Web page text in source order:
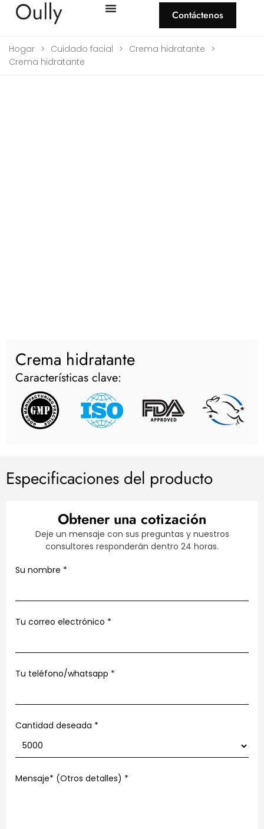
Contáctenos
Hogar > Cuidado facial > Crema hidratante >
Crema hidratante
Crema hidratante
Características clave:
Especificaciones del producto
Obtener una cotización
Deje un mensaje con sus preguntas y nuestros
consultores responderán dentro 24 horas.
Su nombre *
Tu correo electrónico *
Tu teléfono/whatsapp *
Cantidad deseada *
Mensaje* (Otros detalles) *